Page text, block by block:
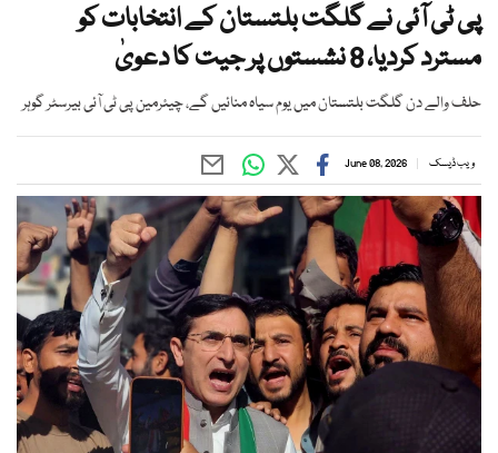
پی ٹی آئی نے گلگت بلتستان کے انتخابات کو
مسترد کردیا، 8 نشستوں پر جیت کا دعویٰ
حلف والے دن گلگت بلتستان میں یوم سیاہ منائیں گے، چیئرمین پی ٹی آئی بیرسٹر گوہر
ویب ڈیسک June 08, 2026